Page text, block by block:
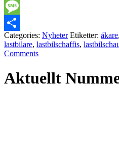
Email
Message
Dela
Categories: Nyheter Etiketter: åkare,
lastbilare, lastbilschaffis,
Comments
Aktuellt